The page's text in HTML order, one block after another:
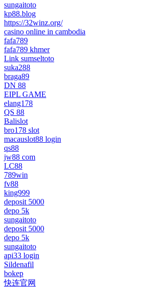
sungaitoto
kp88.blog
https://32winz.org/
casino online in cambodia
fafa789
fafa789 khmer
Link sumseltoto
suka288
braga89
DN 88
EIPL GAME
elang178
QS 88
Balislot
bro178 slot
macauslot88 login
qs88
jw88 com
LC88
789win
fv88
king999
deposit 5000
depo 5k
sungaitoto
deposit 5000
depo 5k
sungaitoto
api33 login
Sildenafil
bokep
快连官网